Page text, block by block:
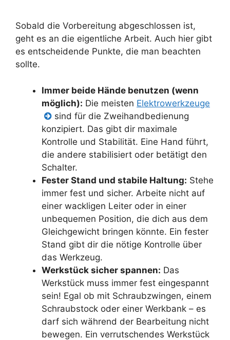
Sobald die Vorbereitung abgeschlossen ist,
geht es an die eigentliche Arbeit. Auch hier gibt
es entscheidende Punkte, die man beachten
sollte.
Immer beide Hände benutzen (wenn
möglich): Die meisten Elektrowerkzeuge
sind für die Zweihandbedienung
konzipiert. Das gibt dir maximale
Kontrolle und Stabilität. Eine Hand führt,
die andere stabilisiert oder betätigt den
Schalter.
Fester Stand und stabile Haltung: Stehe
immer fest und sicher. Arbeite nicht auf
einer wackligen Leiter oder in einer
unbequemen Position, die dich aus dem
Gleichgewicht bringen könnte. Ein fester
Stand gibt dir die nötige Kontrolle über
das Werkzeug.
Werkstück sicher spannen: Das
Werkstück muss immer fest eingespannt
sein! Egal ob mit Schraubzwingen, einem
Schraubstock oder einer Werkbank – es
darf sich während der Bearbeitung nicht
bewegen. Ein verrutschendes Werkstück